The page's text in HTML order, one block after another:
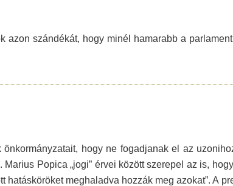
azon szándékát, hogy minél hamarabb a
hogy ne fogadjanak el az
Popica „jogi” érvei között szerepel az is,
meghaladva hozzák meg azokat”. A